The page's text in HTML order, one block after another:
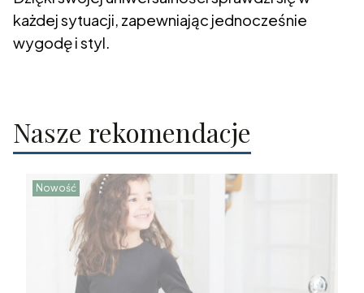
każdej sytuacji, zapewniając jednocześnie
wygodę i styl.
Nasze rekomendacje
Nowość